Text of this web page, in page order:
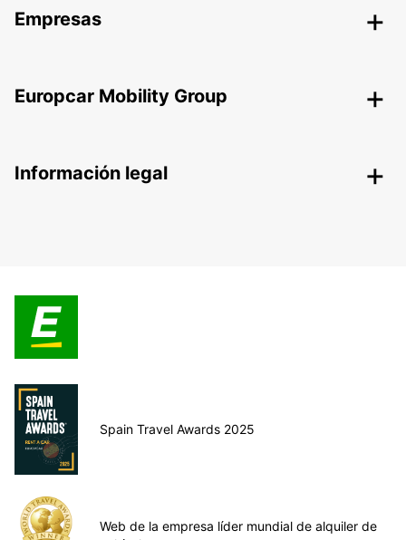
Empresas
Europcar Mobility Group
Información legal
Spain Travel Awards 2025
Web de la empresa líder mundial de alquiler de